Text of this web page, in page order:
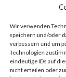
Wir verwenden
speichern und/oder
verbessern und um
Technologien
eindeutige IDs auf
nicht erteilen oder
Live Ortung
Live Ortung
Live Ortung
GPS Tracking
GPS Tracking